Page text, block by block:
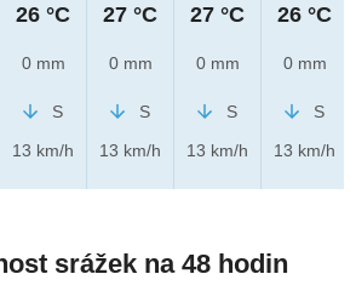
26 °C
0 mm
S
13 km/h
27 °C
0 mm
S
13 km/h
27 °C
0 mm
S
13 km/h
26 °C
0 mm
S
13 km/h
srážek na 48 hodin